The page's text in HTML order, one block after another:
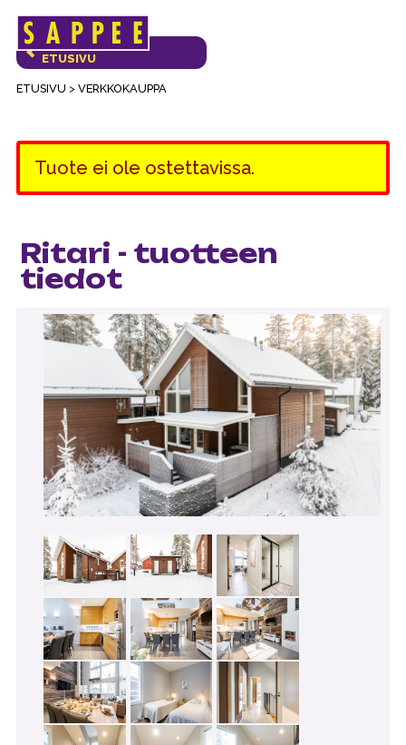
Päävalikko
ETUSIVU > VERKKOKAUPPA
VERKKOKAUPAN
ETUSIVU
Tuote ei ole ostettavissa.
Ritari - tuotteen
tiedot